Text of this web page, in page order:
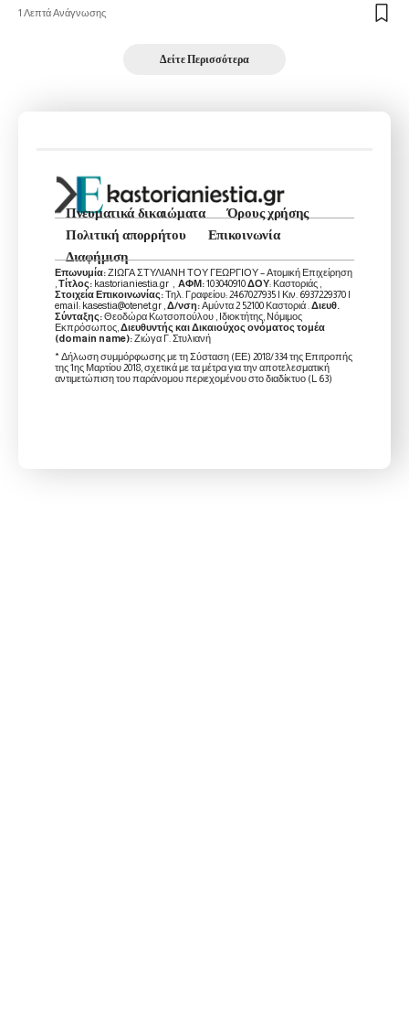
1 Λεπτά Ανάγνωσης
Δείτε Περισσότερα
Πνευματικά δικαιώματα
Όρους χρήσης
Πολιτική απορρήτου
Επικοινωνία
Διαφήμιση
Επωνυμία:ΖΙΩΓΑ ΣΤΥΛΙΑΝΗ ΤΟΥ ΓΕΩΡΓΙΟΥ – Ατομική Επιχείρηση
Τίτλος: kastorianiestia.gr , ΑΦΜ:103040910ΔΟΥ: Καστοριάς ,
Στοιχεία Επικοινωνίας:Τηλ. Γραφείου: 2467027935 | Κιν. 6937229370 |
email: kasestia@otenet.gr , Δ/νση:Αμύντα 2 52100 Καστοριά . Διευθ.
Σύνταξης:Θεοδώρα Κωτσοπούλου , Ιδιοκτήτης, Νόμιμος
Εκπρόσωπος, Διευθυντής και Δικαιούχος ονόματος τομέα
(domain name):Ζιώγα Γ. Στυλιανή
* Δήλωση συμμόρφωσης με τη Σύσταση (ΕΕ) 2018/334 της Επιτροπής
της 1ης Μαρτίου 2018, σχετικά με τα μέτρα για την αποτελεσματική
αντιμετώπιση του παράνομου περιεχομένου στο διαδίκτυο (L 63)